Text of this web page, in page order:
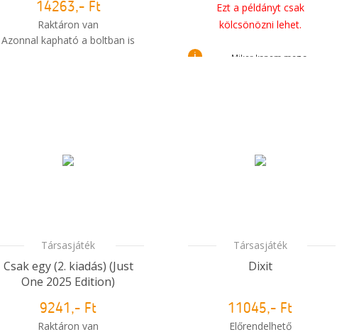
14263,- Ft
Raktáron van
Azonnal kapható a boltban is
Ezt a példányt csak
kölcsönözni lehet.
i
Mikor kapom meg a
Társasjáték
Csak egy (2. kiadás) (Just
One 2025 Edition)
9241,- Ft
Raktáron van
Társasjáték
Dixit
11045,- Ft
Előrendelhető